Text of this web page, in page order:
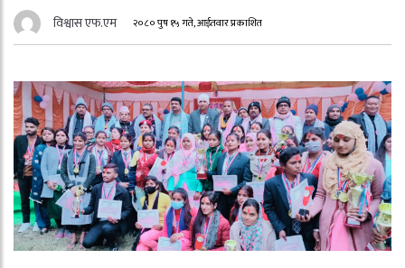
विश्वास एफ.एम २०८० पुष १५ गते, आईतवार प्रकाशित